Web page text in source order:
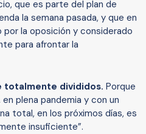
que es parte del plan de
la semana pasada, y que en
la oposición y considerado
para afrontar la
totalmente divididos. Porque
plena pandemia y con un
total, en los próximos días, es
insuficiente”.